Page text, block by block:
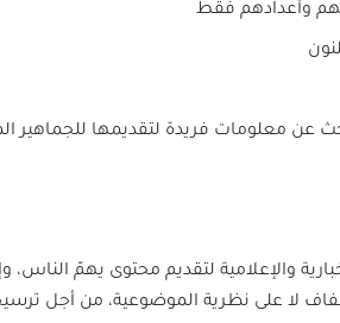
وأعدادهم فقط
عن معلومات فريدة لتقديمها للجماهير
والإعلامية لتقديم محتوى يهمّ الناس،
لا على نظرية الموضوعية، من أجل